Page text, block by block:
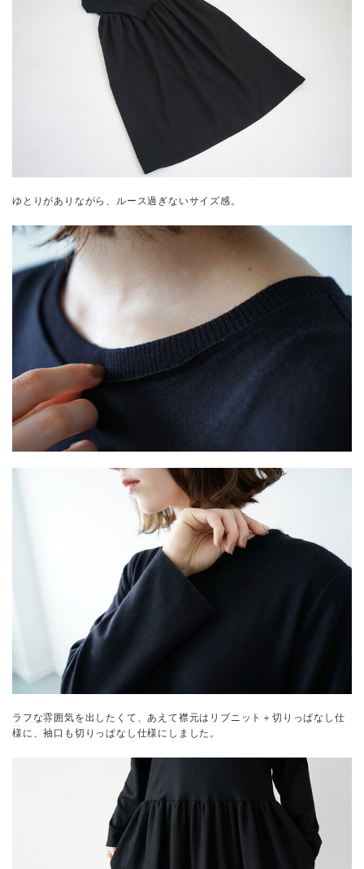
ゆとりがありながら、ルース過ぎないサイズ感。
ラフな雰囲気を出したくて、あえて襟元はリブニット＋切りっぱなし仕
様に、袖口も切りっぱなし仕様にしました。